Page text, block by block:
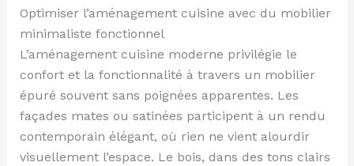
Optimiser l’aménagement cuisine avec du mobilier
minimaliste fonctionnel
L’aménagement cuisine moderne privilégie le
confort et la fonctionnalité à travers un mobilier
épuré souvent sans poignées apparentes. Les
façades mates ou satinées participent à un rendu
contemporain élégant, où rien ne vient alourdir
visuellement l’espace. Le bois, dans des tons clairs